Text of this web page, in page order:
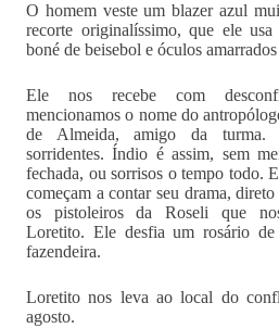
O homem veste um blazer azul
recorte originalíssimo, que ele
boné de beisebol e óculos
Ele nos recebe com
mencionamos o nome do
de Almeida, amigo da turma.
sorridentes. Índio é assim, sem
fechada, ou sorrisos o tempo todo.
começam a contar seu drama,
os pistoleiros da Roseli que
Loretito. Ele desfia um rosário
fazendeira.
Loretito nos leva ao local do
agosto.